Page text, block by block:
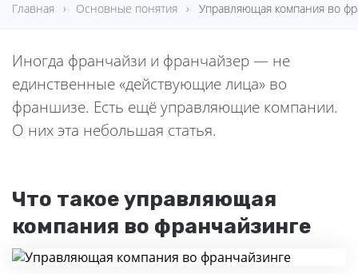
Главная Основные понятия Управляющая компания во
Иногда франчайзи и франчайзер — не
единственные «действующие лица» во
франшизе. Есть ещё управляющие компании.
О них эта небольшая статья.
Что такое управляющая
компания во франчайзинге